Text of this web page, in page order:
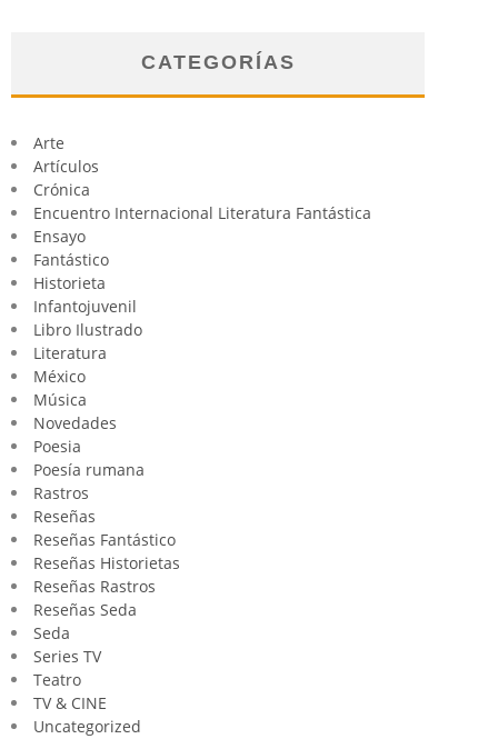
CATEGORÍAS
Arte
Artículos
Crónica
Encuentro Internacional Literatura Fantástica
Ensayo
Fantástico
Historieta
Infantojuvenil
Libro Ilustrado
Literatura
México
Música
Novedades
Poesia
Poesía rumana
Rastros
Reseñas
Reseñas Fantástico
Reseñas Historietas
Reseñas Rastros
Reseñas Seda
Seda
Series TV
Teatro
TV & CINE
Uncategorized